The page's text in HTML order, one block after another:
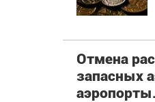
Отмена
запасных
аэропорты.